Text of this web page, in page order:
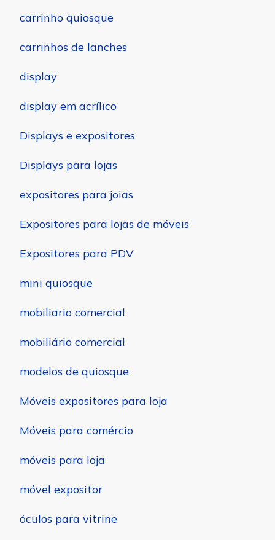
carrinho quiosque
carrinhos de lanches
display
display em acrílico
Displays e expositores
Displays para lojas
expositores para joias
Expositores para lojas de móveis
Expositores para PDV
mini quiosque
mobiliario comercial
mobiliário comercial
modelos de quiosque
Móveis expositores para loja
Móveis para comércio
móveis para loja
móvel expositor
óculos para vitrine